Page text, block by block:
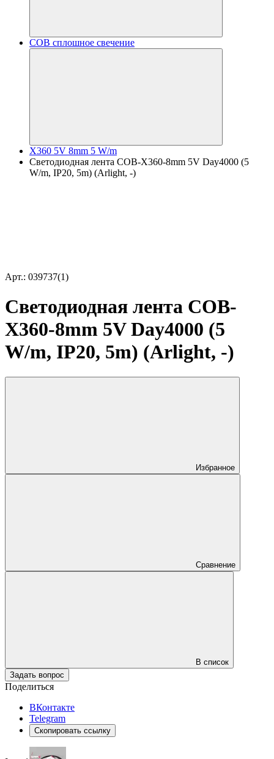
COB сплошное свечение
X360 5V 8mm 5 W/m
Светодиодная лента COB-X360-8mm 5V Day4000 (5
W/m, IP20, 5m) (Arlight, -)
Арт.: 039737(1)
Светодиодная лента COB-
X360-8mm 5V Day4000 (5
W/m, IP20, 5m) (Arlight, -)
Избранное
Сравнение
В список
Задать вопрос
Поделиться
ВКонтакте
Telegram
Скопировать ссылку